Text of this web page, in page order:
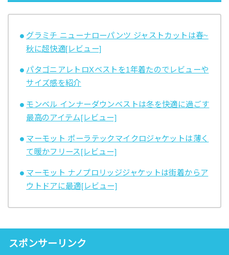
グラミチ ニューナローパンツ ジャストカットは春~
秋に超快適[レビュー]
パタゴニアレトロXベストを1年着たのでレビューや
サイズ感を紹介
モンベル インナーダウンベストは冬を快適に過ごす
最高のアイテム[レビュー]
マーモット ポーラテックマイクロジャケットは薄く
て暖かフリース[レビュー]
マーモット ナノプロリッジジャケットは街着からア
ウトドアに最適[レビュー]
スポンサーリンク